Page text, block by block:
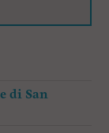
di San